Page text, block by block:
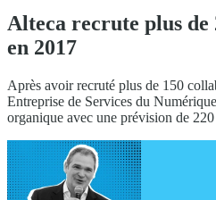
Alteca recrute plus
en 2017
Après avoir recruté plus de 150
Entreprise de Services du
organique avec une prévision de